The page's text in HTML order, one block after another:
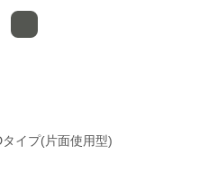
イプ(片面使用型)